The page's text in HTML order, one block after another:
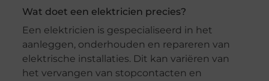
Wat doet een elektricien precies?
Een elektricien is gespecialiseerd in het
aanleggen, onderhouden en repareren van
elektrische installaties. Dit kan variëren van
het vervangen van stopcontacten en